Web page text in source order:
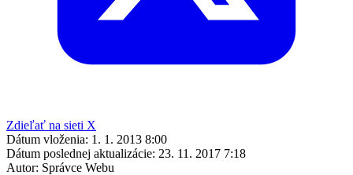
Zdieľať na sieti X
Dátum vloženia: 1. 1. 2013 8:00
Dátum poslednej aktualizácie: 23. 11. 2017 7:18
Autor: Správce Webu